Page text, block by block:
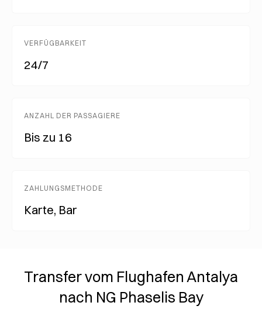
VERFÜGBARKEIT
24/7
ANZAHL DER PASSAGIERE
Bis zu 16
ZAHLUNGSMETHODE
Karte, Bar
Transfer vom Flughafen Antalya
nach NG Phaselis Bay